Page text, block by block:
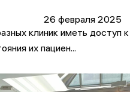
26 февраля 2025
клиник иметь доступ к
их пациен...